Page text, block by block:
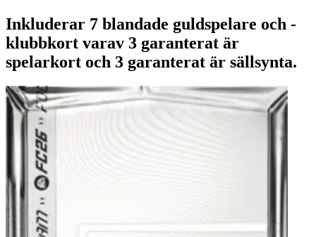
Inkluderar 7 blandade guldspelare och -
klubbkort varav 3 garanterat är
spelarkort och 3 garanterat är sällsynta.